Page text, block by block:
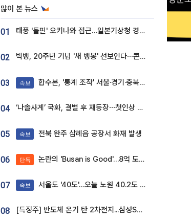
많이 본 뉴스
01 태풍 '돌핀' 오키나와 접근…일본기상청 경로 업데이트
02 빅뱅, 20주년 기념 '새 뱅봉' 선보인다⋯콘서트 앞두고 팝업 개최
03 속보 합수본, '통계 조작' 서울·경기·충북 선관위 등 추가 압수수색
04 ‘나솔사계’ 국화, 결별 후 재등장⋯첫인상 투표 휩쓸고 ‘인기녀’ 등극
05 속보 전북 완주 삼례읍 공장서 화재 발생
06 단독 논란의 'Busan is Good'…8억 도시브랜드, 용산 대통령실 CI 업체가 수행
07 속보 서울도 '40도'…오늘 노원 40.2도 기록
08 [특징주] 반도체 온기 탄 2차전지...삼성SDI, 장 초반 7% 넘게 껑충